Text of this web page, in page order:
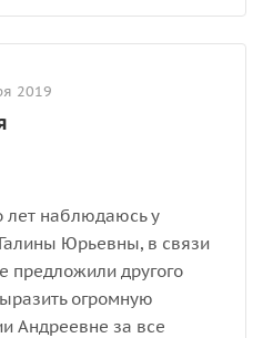
2019
наблюдаюсь у
Юрьевны, в связи
предложили другого
огромную
Андреевне за все